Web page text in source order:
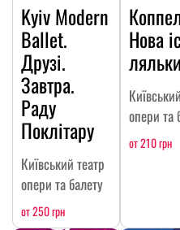
Kyiv Modern
Ballet.
Друзі.
Завтра.
Раду
Поклітару
Київський театр
опери та балету
от 250 грн
Нова
ляльки
опери та
от 210 грн